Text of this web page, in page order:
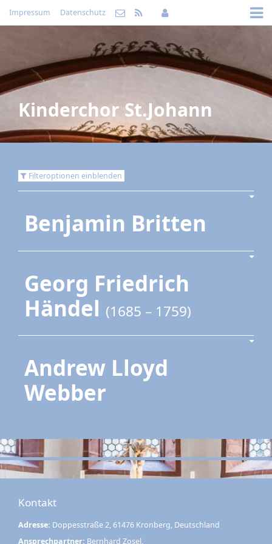
Impressum Datenschutz
Kinderchor St.Johann
Filteroptionen einblenden
Benjamin Britten
Georg Friedrich
Händel (1685 – 1759)
Andrew Lloyd
Webber
Kontakt
Adresse: Doppesstraße 2, 61476 Kronberg, Deutschland
Ansprechpartner: Bernhard Zosel,